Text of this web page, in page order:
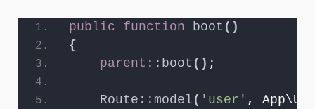
public function boot ()
{
parent :: boot () ;
Route::model ( 'user' ,